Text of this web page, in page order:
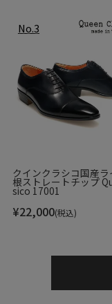
クインクラシコ国産ラ
根ストレートチップ
sico 17001
¥22,000(税込)